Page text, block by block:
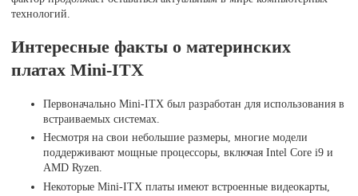
технологий.
Интересные факты о материнских
платах Mini-ITX
Первоначально Mini-ITX был разработан для использования в
встраиваемых системах.
Несмотря на свои небольшие размеры, многие модели
поддерживают мощные процессоры, включая Intel Core i9 и
AMD Ryzen.
Некоторые Mini-ITX платы имеют встроенные видеокарты,